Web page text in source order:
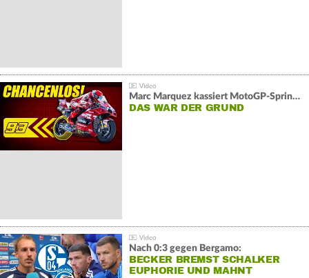
Marc Marquez kassiert MotoGP-Sprint-Schlappe:
DAS WAR DER GRUND
Nach 0:3 gegen Bergamo:
BECKER BREMST SCHALKER
EUPHORIE UND MAHNT